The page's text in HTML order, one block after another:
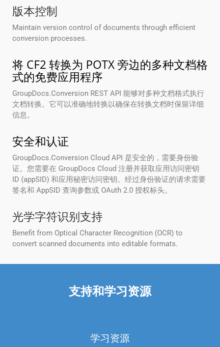
版本控制
Maintain version control of documents through efficient
conversion processes.
将 CF2 转换为 POTX 旁边的多种文档格
式的免费应用程序
GroupDocs.Conversion REST API 能够对多种文档格式执行
文档转换。它可以准确地转换以确保在转换文档时保留详细
信息。
安全和认证
GroupDocs.Conversion Cloud API 是安全的，需要身份验
证。您需要在 GroupDocs Cloud 注册并获取应用访问密钥
ID (appSID) 和应用秘密访问密钥。经过身份验证的请求需要
签名和 AppSID 查询参数或 OAuth 2.0 授权标头。
光学字符识别支持
Benefit from Optical Character Recognition (OCR) to
convert scanned documents into editable formats.
支持和学习资源
学习资源